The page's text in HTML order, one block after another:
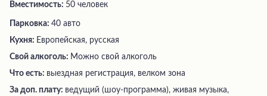
Вместимость: 50 человек
Парковка: 40 авто
Кухня: Европейская, русская
Свой алкоголь: Можно свой алкоголь
Что есть: выездная регистрация, велком зона
За доп. плату: ведущий (шоу-программа), живая музыка,